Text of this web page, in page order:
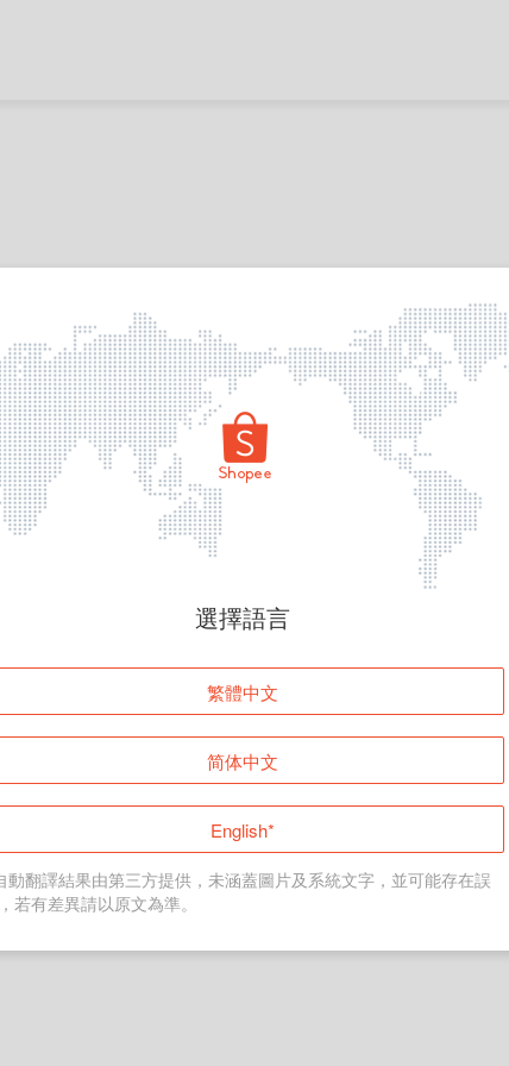
頁面無法顯示
登入
返回首頁
選擇語言
繁體中文
简体中文
English*
動翻譯結果由第三方提供，未涵蓋圖片及系統文字，並可能存在誤
若有差異請以原文為準。